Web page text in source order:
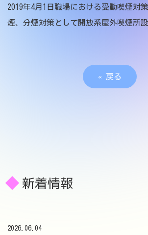
2019年4月1日職場における受動喫煙対
煙、分煙対策として開放系屋外喫煙所設
« 戻る
新着情報
2026.06.04